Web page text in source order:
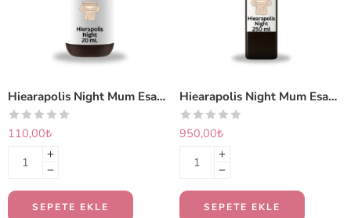
Hiearapolis Night Mum Esansı 20 ml.
110,00₺
SEPETE EKLE
Hiearapolis Night Mum Esansı 250 ml.
950,00₺
SEPETE EKLE